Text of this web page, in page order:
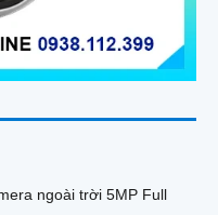
ngoài trời 5MP Full